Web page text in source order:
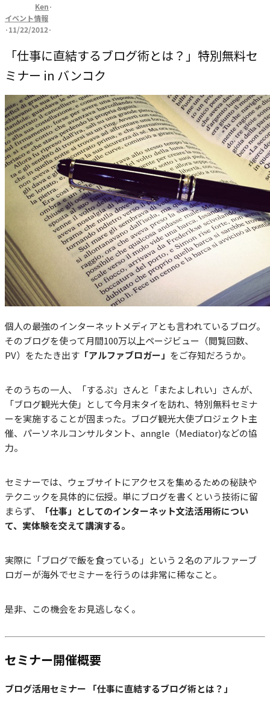
Ken·
イベント情報
·11/22/2012·
「仕事に直結するブログ術とは？」特別無料セ
ミナー in バンコク
個人の最強のインターネットメディアとも言われているブログ。
そのブログを使って月間100万以上ページビュー（閲覧回数、
PV）をたたき出す 「アルファブロガー」 をご存知だろうか。
そのうちの一人、「するぷ」さんと「またよしれい」さんが、
「ブログ観光大使」として今月末タイを訪れ、特別無料セミナ
ーを実施することが固まった。ブログ観光大使プロジェクト主
催、パーソネルコンサルタント、anngle（Mediator)などの協
力。
セミナーでは、ウェブサイトにアクセスを集めるための秘訣や
テクニックを具体的に伝授。単にブログを書くという技術に留
まらず、
「仕事」としてのインターネット文法活用術につい
て、実体験を交えて講演する。
実際に「ブログで飯を食っている」という２名のアルファーブ
ロガーが海外でセミナーを行うのは非常に稀なこと。
是非、この機会をお見逃しなく。
セミナー開催概要
ブログ活用セミナー 「仕事に直結するブログ術とは？」